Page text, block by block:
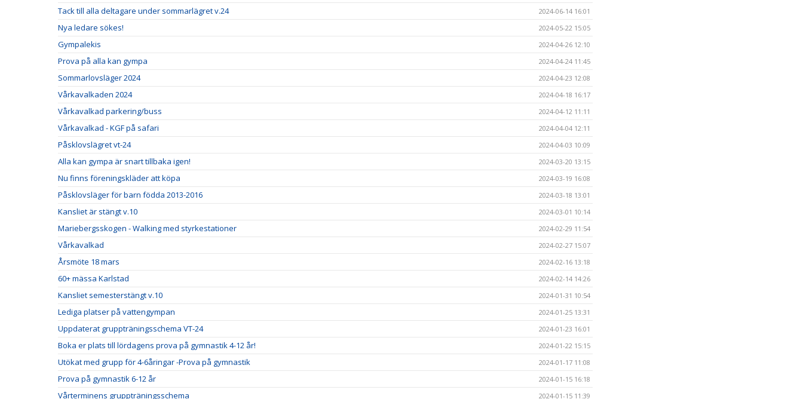
Tack till alla deltagare under sommarlägret v.24 2024-06-14 16:01
Nya ledare sökes! 2024-05-22 15:05
Gympalekis 2024-04-26 12:10
Prova på alla kan gympa 2024-04-24 11:45
Sommarlovsläger 2024 2024-04-23 12:08
Vårkavalkaden 2024 2024-04-18 16:17
Vårkavalkad parkering/buss 2024-04-12 11:11
Vårkavalkad - KGF på safari 2024-04-04 12:11
Påsklovslägret vt-24 2024-04-03 10:09
Alla kan gympa är snart tillbaka igen! 2024-03-20 13:15
Nu finns föreningskläder att köpa 2024-03-19 16:08
Påsklovsläger för barn födda 2013-2016 2024-03-18 13:01
Kansliet är stängt v.10 2024-03-01 10:14
Mariebergsskogen - Walking med styrkestationer 2024-02-29 11:54
Vårkavalkad 2024-02-27 15:07
Årsmöte 18 mars 2024-02-16 13:18
60+ mässa Karlstad 2024-02-14 14:26
Kansliet semesterstängt v.10 2024-01-31 10:54
Lediga platser på vattengympan 2024-01-25 13:31
Uppdaterat gruppträningsschema VT-24 2024-01-23 16:01
Boka er plats till lördagens prova på gymnastik 4-12 år! 2024-01-22 15:15
Utökat med grupp för 4-6åringar -Prova på gymnastik 2024-01-17 11:08
Prova på gymnastik 6-12 år 2024-01-15 16:18
Vårterminens gruppträningsschema 2024-01-15 11:39